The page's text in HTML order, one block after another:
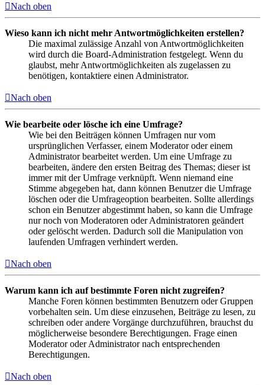
Nach oben
Wieso kann ich nicht mehr Antwortmöglichkeiten erstellen?
Die maximal zulässige Anzahl von Antwortmöglichkeiten
wird durch die Board-Administration festgelegt. Wenn du
glaubst, mehr Antwortmöglichkeiten als zugelassen zu
benötigen, kontaktiere einen Administrator.
Nach oben
Wie bearbeite oder lösche ich eine Umfrage?
Wie bei den Beiträgen können Umfragen nur vom
ursprünglichen Verfasser, einem Moderator oder einem
Administrator bearbeitet werden. Um eine Umfrage zu
bearbeiten, ändere den ersten Beitrag des Themas; dieser ist
immer mit der Umfrage verknüpft. Wenn niemand eine
Stimme abgegeben hat, dann können Benutzer die Umfrage
löschen oder die Umfrageoption bearbeiten. Sollte allerdings
schon ein Benutzer abgestimmt haben, so kann die Umfrage
nur noch von Moderatoren oder Administratoren geändert
oder gelöscht werden. Dadurch soll die Manipulation von
laufenden Umfragen verhindert werden.
Nach oben
Warum kann ich auf bestimmte Foren nicht zugreifen?
Manche Foren können bestimmten Benutzern oder Gruppen
vorbehalten sein. Um diese einzusehen, Beiträge zu lesen, zu
schreiben oder andere Vorgänge durchzuführen, brauchst du
möglicherweise besondere Berechtigungen. Frage einen
Moderator oder Administrator nach entsprechenden
Berechtigungen.
Nach oben